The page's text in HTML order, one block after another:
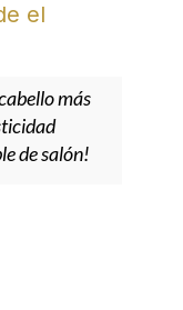
el
más
de salón!